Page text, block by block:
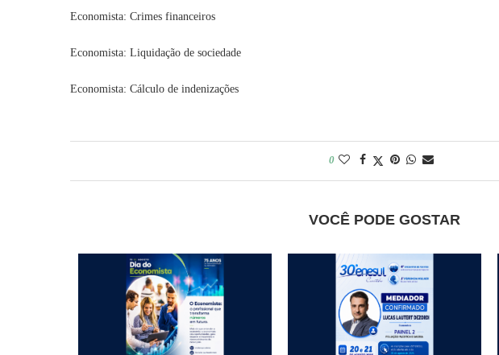
Economista: Crimes financeiros
Economista: Liquidação de sociedade
Economista: Cálculo de indenizações
0
VOCÊ PODE GOSTAR